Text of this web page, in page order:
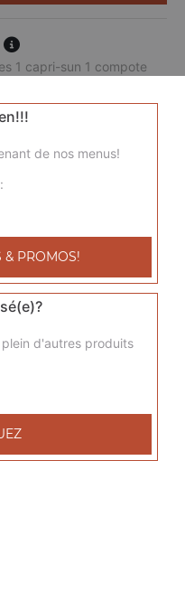
1 capri-sun 1 compote
de nos menus!
& PROMOS!
d'autres produits